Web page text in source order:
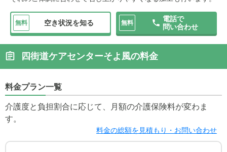
無料 空き状況を知る 無料
電話で
問い合わせ
四街道ケアセンターそよ風の料金
料金プラン一覧
介護度と負担割合に応じて、月額の介護保険料が変わま
す。
料金の総額を見積もり・お問い合わせ